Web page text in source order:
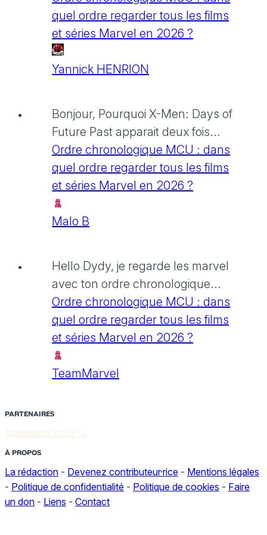
quel ordre regarder tous les films
et séries Marvel en 2026 ?
Yannick HENRION
Bonjour, Pourquoi X-Men: Days of
Future Past apparait deux fois...
Ordre chronologique MCU : dans
quel ordre regarder tous les films
et séries Marvel en 2026 ?
Malo B
Hello Dydy, je regarde les marvel
avec ton ordre chronologique...
Ordre chronologique MCU : dans
quel ordre regarder tous les films
et séries Marvel en 2026 ?
TeamMarvel
PARTENAIRES
Stabathon 2026 🔪
À PROPOS
La rédaction - Devenez contributeur·rice - Mentions légales
- Politique de confidentialité - Politique de cookies - Faire
un don - Liens - Contact